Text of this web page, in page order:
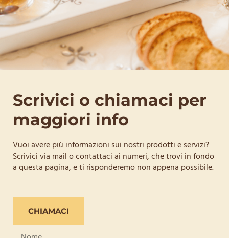
Scrivici o chiamaci per
maggiori info
Vuoi avere più informazioni sui nostri prodotti e servizi?
Scrivici via mail o contattaci ai numeri, che trovi in fondo
a questa pagina, e ti risponderemo non appena possibile.
CHIAMACI